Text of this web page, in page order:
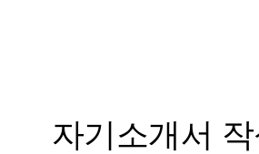
자기소개서